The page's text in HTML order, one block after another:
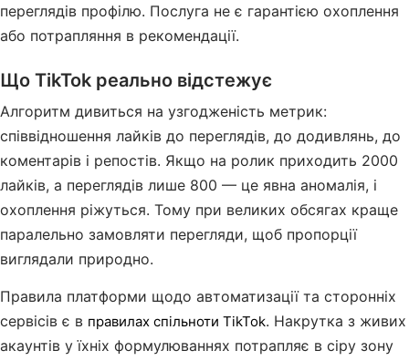
переглядів профілю. Послуга не є гарантією охоплення
або потрапляння в рекомендації.
Що TikTok реально відстежує
Алгоритм дивиться на узгодженість метрик:
співвідношення лайків до переглядів, до додивлянь, до
коментарів і репостів. Якщо на ролик приходить 2000
лайків, а переглядів лише 800 — це явна аномалія, і
охоплення ріжуться. Тому при великих обсягах краще
паралельно замовляти перегляди, щоб пропорції
виглядали природно.
Правила платформи щодо автоматизації та сторонніх
сервісів є в правилах спільноти TikTok. Накрутка з живих
акаунтів у їхніх формулюваннях потрапляє в сіру зону